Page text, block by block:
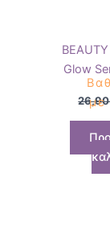
Glow
+
με